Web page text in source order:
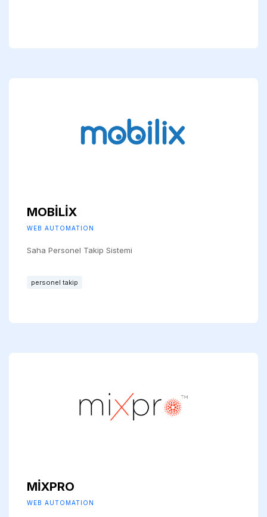
MOBİLİX
WEB AUTOMATION
Saha Personel Takip Sistemi
personel takip
MİXPRO
WEB AUTOMATION